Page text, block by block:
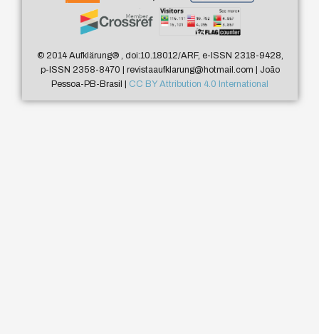
© 2014 Aufklärung®, doi:10.18012/ARF, e-ISSN 2318-9428,
p-ISSN 2358-8470 | revistaaufklarung@hotmail.com | João
Pessoa-PB-Brasil | CC BY Attribution 4.0 International